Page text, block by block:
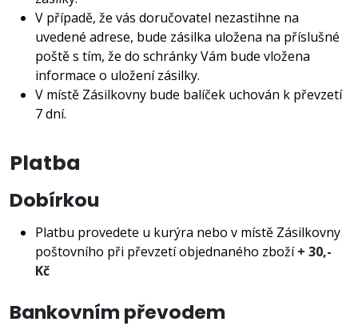
V případě, že vás doručovatel nezastihne na
uvedené adrese, bude zásilka uložena na příslušné
poště s tím, že do schránky Vám bude vložena
informace o uložení zásilky.
V místě Zásilkovny bude balíček uchován k převzetí
7 dní.
Platba
Dobírkou
Platbu provedete u kurýra nebo v místě Zásilkovny
poštovního při převzetí objednaného zboží+ 30,-
Kč
Bankovním převodem